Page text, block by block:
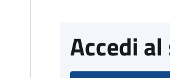
Accedi